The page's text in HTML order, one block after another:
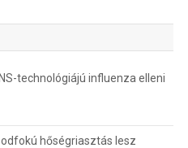
technológiájú influenza elleni
hőségriasztás lesz